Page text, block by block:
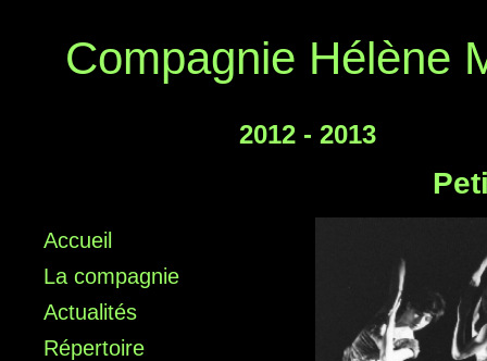
Compagnie Hélène
Accueil
La compagnie
Actualités
Répertoire
2012 - 2013